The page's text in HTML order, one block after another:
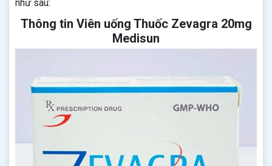
như sau:
Thông tin Viên uống Thuốc Zevagra 20mg
Medisun